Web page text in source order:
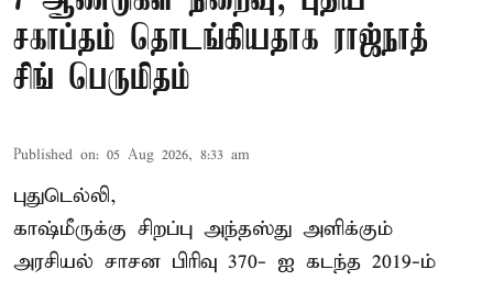
சகாப்தம் தொடங்கியதாக ராஜ்நாத்
சிங் பெருமிதம்
Published on: 05 Aug 2026, 8:33 am
புதுடெல்லி,
காஷ்மீருக்கு சிறப்பு அந்தஸ்து அளிக்கும்
அரசியல் சாசன பிரிவு 370- ஐ கடந்த 2019-ம்